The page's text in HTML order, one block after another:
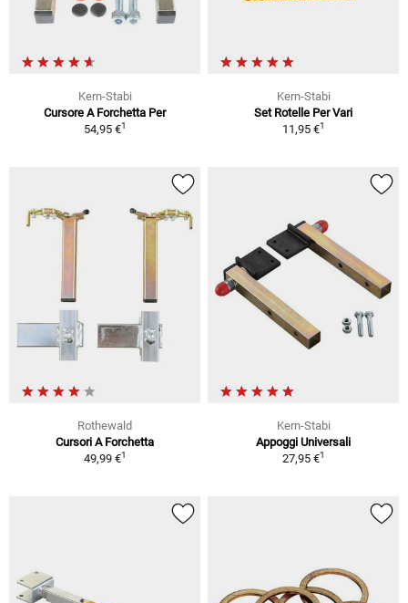
Kern-Stabi
Cursore A Forchetta Per
54,95 €1
Kern-Stabi
Set Rotelle Per Vari
11,95 €1
Rothewald
Cursori A Forchetta
49,99 €1
Kern-Stabi
Appoggi Universali
27,95 €1